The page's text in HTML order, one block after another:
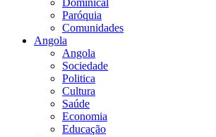
Dominical
Paróquia
Comunidades
Angola
Angola
Sociedade
Politica
Cultura
Saúde
Economia
Educação